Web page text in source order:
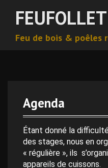
FEUFOLLET
Feu de bois & poêles
Agenda
Étant donné la
des stages, nous en
« régulière », ils
appareils de cuissons.